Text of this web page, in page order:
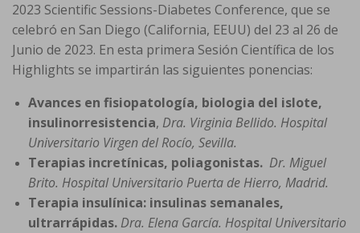
2023 Scientific Sessions-Diabetes Conference, que se
celebró en San Diego (California, EEUU) del 23 al 26 de
Junio de 2023. En esta primera Sesión Científica de los
Highlights se impartirán las siguientes ponencias:
Avances en fisiopatología, biologia del islote,
insulinorresistencia, Dra. Virginia Bellido. Hospital
Universitario Virgen del Rocío, Sevilla.
Terapias incretínicas, poliagonistas. Dr. Miguel
Brito. Hospital Universitario Puerta de Hierro, Madrid.
Terapia insulínica: insulinas semanales,
ultrarrápidas. Dra. Elena García. Hospital Universitario